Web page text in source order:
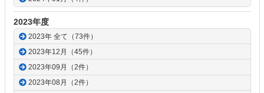
2023年度
2023年 全て（73件）
2023年12月（45件）
2023年09月（2件）
2023年08月（2件）